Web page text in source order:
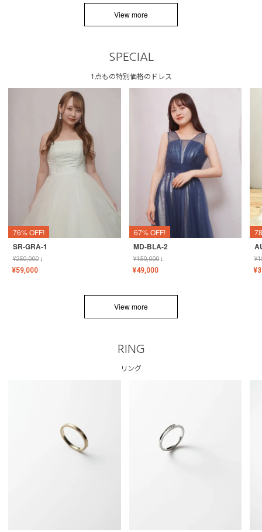
View more
SPECIAL
1点もの特別価格のドレス
76% OFF!
SR-GRA-1
¥250,000↓
¥59,000
67% OFF!
MD-BLA-2
¥150,000↓
¥49,000
¥
¥
View more
RING
リング